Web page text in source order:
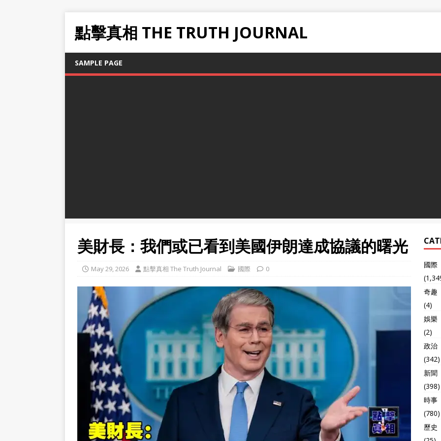
點擊真相 THE TRUTH JOURNAL
SAMPLE PAGE
美財長：我們或已看到美國伊朗達成協議的曙光
May 29, 2026 點擊真相 The Truth Journal 國際 0
國際
奇趣
(4)
娛樂
(2)
政治
(342)
新聞
(398)
時事
(780)
歷史